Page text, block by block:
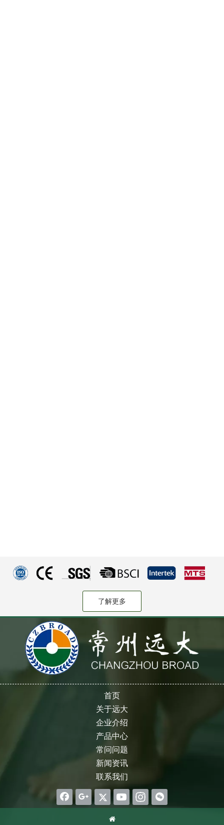
了解更多
首页
关于远大
企业介绍
产品中心
常问问题
新闻资讯
联系我们
